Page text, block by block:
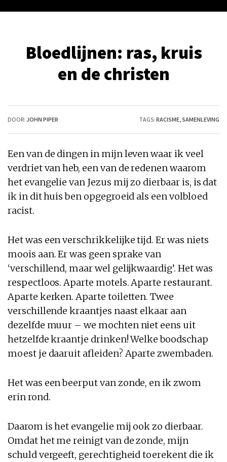
Bloedlijnen: ras, kruis
en de christen
DOOR: JOHN PIPER TAGS: RACISME SAMENLEVING
Een van de dingen in mijn leven waar ik veel
verdriet van heb, een van de redenen waarom
het evangelie van Jezus mij zo dierbaar is, is dat
ik in dit huis ben opgegroeid als een volbloed
racist.
Het was een verschrikkelijke tijd. Er was niets
moois aan. Er was geen sprake van
‘verschillend, maar wel gelijkwaardig’. Het was
respectloos. Aparte motels. Aparte restaurant.
Aparte kerken. Aparte toiletten. Twee
verschillende kraantjes naast elkaar aan
dezelfde muur – we mochten niet eens uit
hetzelfde kraantje drinken! Welke boodschap
moest je daaruit afleiden? Aparte zwembaden.
Het was een beerput van zonde, en ik zwom
erin rond.
Daarom is het evangelie mij ook zo dierbaar.
Omdat het me reinigt van de zonde, mijn
schuld vergeeft, gerechtigheid toerekent die ik